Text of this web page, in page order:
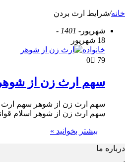
خانه/شرایط ارث بردن
شهریور - 1401 -
18 شهریور
خانواده
0
79
سهم ارث زن از شوهر
سهم ارث زن از شوهر سهم ارث
سهم ارث زن از شوهر اسلام
بیشتر بخوانید »
درباره ما